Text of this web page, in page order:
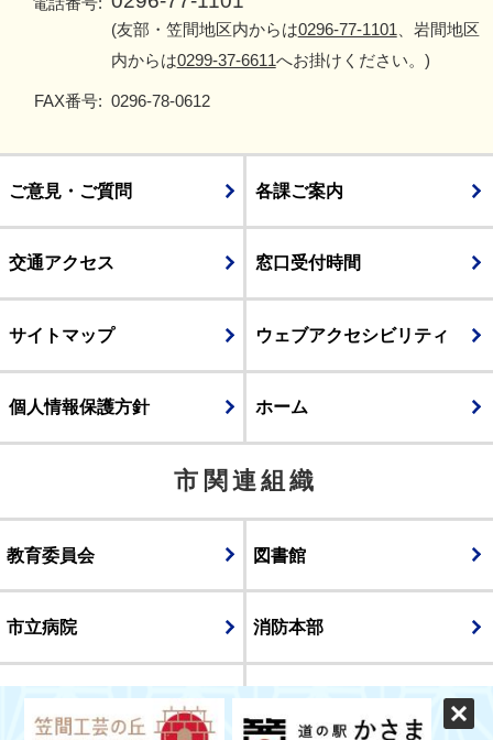
(友部・笠間地区内からは0296-77-1101 、岩間地区
内からは0299-37-6611へお掛けください。)
FAX番号: 0296-78-0612
ご意見・ご質問 各課ご案内
交通アクセス 窓口受付時間
サイトマップ ウェブアクセシビリティ
個人情報保護方針 ホーム
市関連組織
教育委員会 図書館
市立病院 消防本部
議会